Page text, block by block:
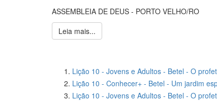
ASSEMBLEIA DE DEUS - PORTO VELHO/RO
Leia mais...
Lição 10 - Jovens e Adultos - Betel - O
Lição 10 - Conhecer+ - Betel - Um jardim
Lição 10 - Jovens e Adultos - Betel - O